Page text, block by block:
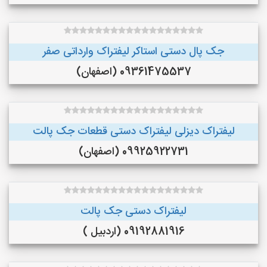
جک پال دستی استاکر لیفتراک وارداتی صفر
09361475537 (اصفهان)
لیفتراک دیزلی لیفتراک دستی قطعات جک پالت
09925922731 (اصفهان)
لیفتراک دستی جک پالت
09192881916 (اردبیل )